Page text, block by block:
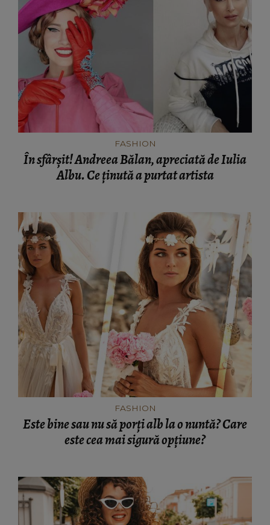
FASHION
În sfârșit! Andreea Bălan, apreciată de Iulia
Albu. Ce ținută a purtat artista
FASHION
Este bine sau nu să porți alb la o nuntă? Care
este cea mai sigură opțiune?